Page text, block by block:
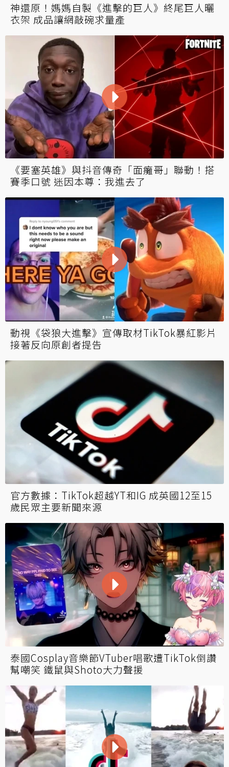
神還原！媽媽自製《進擊的巨人》終尾巨人曬
衣架 成品讓網敲碗求量產
《要塞英雄》與抖音傳奇「面癱哥」聯動！搭
賽季口號 迷因本尊：我進去了
動視《袋狼大進擊》宣傳取材TikTok暴紅影片
接著反向原創者提告
官方數據：TikTok超越YT和IG 成英國12至15
歲民眾主要新聞來源
泰國Cosplay音樂節VTuber唱歌遭TikTok倒讚
幫嘲笑 鐵鼠與Shoto大力聲援